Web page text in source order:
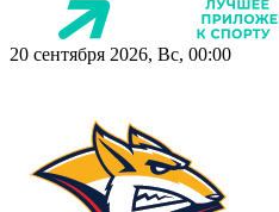
20 сентября 2026, Вс, 00:00